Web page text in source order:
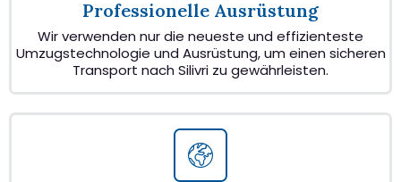
Professionelle Ausrüstung
Wir verwenden nur die neueste und effizienteste
Umzugstechnologie und Ausrüstung, um einen sicheren
Transport nach Silivri zu gewährleisten.